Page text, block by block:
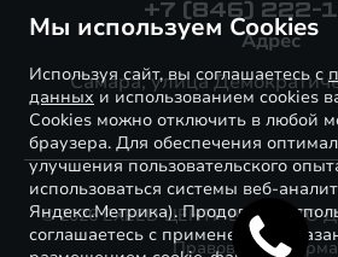
+7 (846) 222-
Адрес
Самара, улица
© 2026 EXEED ЦЕНТР ВИП АВТО
Правовая
Мы используем Cookies
Используя сайт, вы соглашаетесь с
данных и использованием cookies
Cookies можно отключить в любой
браузера. Для обеспечения
улучшения пользовательского
использоваться системы веб-
Яндекс.Метрика). Продолжая
соглашаетесь с применением